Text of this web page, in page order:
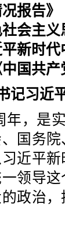
报告
会主
新时
国共
记习近
，是
国务
近平
领导
政治